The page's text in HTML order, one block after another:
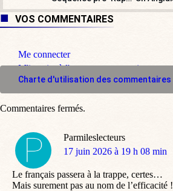
VOS COMMENTAIRES
Me connecter
M'inscrire à l'espace commentaire
Charte d'utilisation des commentaires
Parmileslecteurs
dit
17 juin 2026 à 19 h 08 min
Le français passera à la trappe, certes…
Mais surement pas au nom de l’efficacité !
Commentaires fermés.